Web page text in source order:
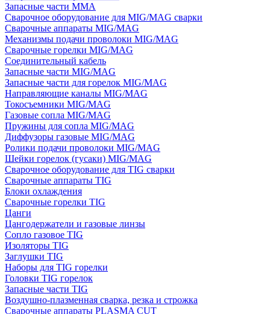
Запасные части MMA
Сварочное оборудование для MIG/MAG сварки
Сварочные аппараты MIG/MAG
Механизмы подачи проволоки MIG/MAG
Сварочные горелки MIG/MAG
Соединительный кабель
Запасные части MIG/MAG
Запасные части для горелок MIG/MAG
Направляющие каналы MIG/MAG
Токосъемники MIG/MAG
Газовые сопла MIG/MAG
Пружины для сопла MIG/MAG
Диффузоры газовые MIG/MAG
Ролики подачи проволоки MIG/MAG
Шейки горелок (гусаки) MIG/MAG
Сварочное оборудование для TIG сварки
Сварочные аппараты TIG
Блоки охлаждения
Сварочные горелки TIG
Цанги
Цангодержатели и газовые линзы
Сопло газовое TIG
Изоляторы TIG
Заглушки TIG
Наборы для TIG горелки
Головки TIG горелок
Запасные части TIG
Воздушно-плазменная сварка, резка и строжка
Сварочные аппараты PLASMA CUT